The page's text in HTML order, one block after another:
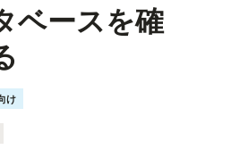
ベースを確
け